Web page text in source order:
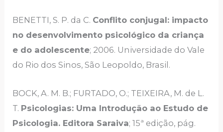
BENETTI, S. P. da C. Conflito conjugal: impacto
no desenvolvimento psicológico da criança
e do adolescente; 2006. Universidade do Vale
do Rio dos Sinos, São Leopoldo, Brasil.
BOCK, A. M. B.; FURTADO, O.; TEIXEIRA, M. de L.
T. Psicologias: Uma Introdução ao Estudo de
Psicologia. Editora Saraiva; 15ª edição, pág.